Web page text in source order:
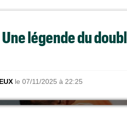
Une légende du
le 07/11/2025 à 22:25